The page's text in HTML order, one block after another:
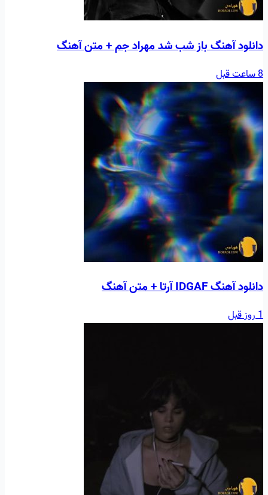
دانلود آهنگ باز شب شد مهراد جم + متن آهنگ
8 ساعت قبل
دانلود آهنگ IDGAF آرتا + متن آهنگ
1 روز قبل